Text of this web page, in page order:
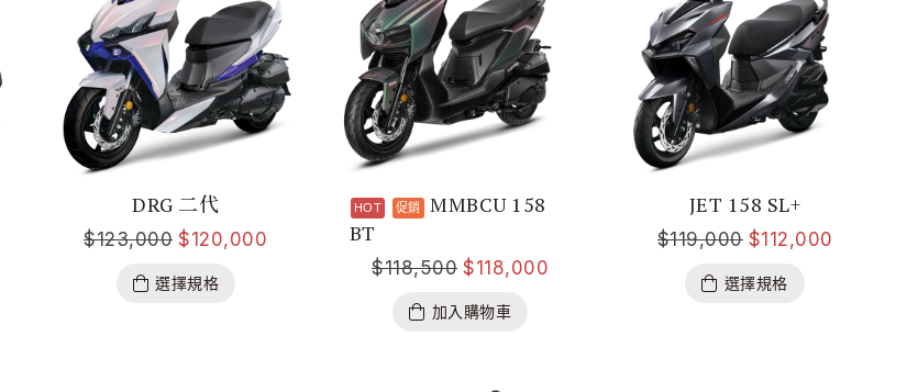
DRG 二代
$123,000 $120,000
選擇規格
MMBCU 158
BT
$118,500 $118,000
加入購物車
JET 158 SL+
$119,000 $112,000
選擇規格